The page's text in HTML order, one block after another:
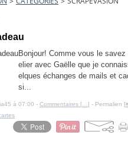
Bonjour! Comme vous le
elier avec Gaëlle que je
elques échanges de mails et
si...
à 07:00 - Commentaires [ ] - Permalien [